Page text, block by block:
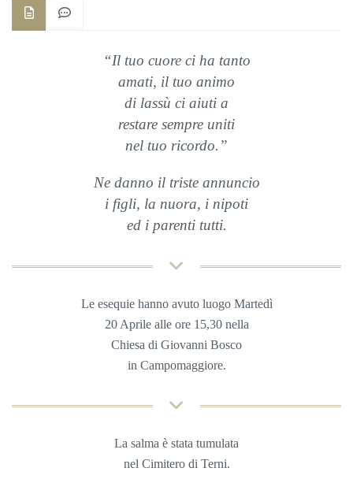
“Il tuo cuore ci ha tanto
amati, il tuo animo
di lassù ci aiuti a
restare sempre uniti
nel tuo ricordo.”
Ne danno il triste annuncio
i figli, la nuora, i nipoti
ed i parenti tutti.
Le esequie hanno avuto luogo Martedì
20 Aprile alle ore 15,30 nella
Chiesa di Giovanni Bosco
in Campomaggiore.
La salma è stata tumulata
nel Cimitero di Terni.